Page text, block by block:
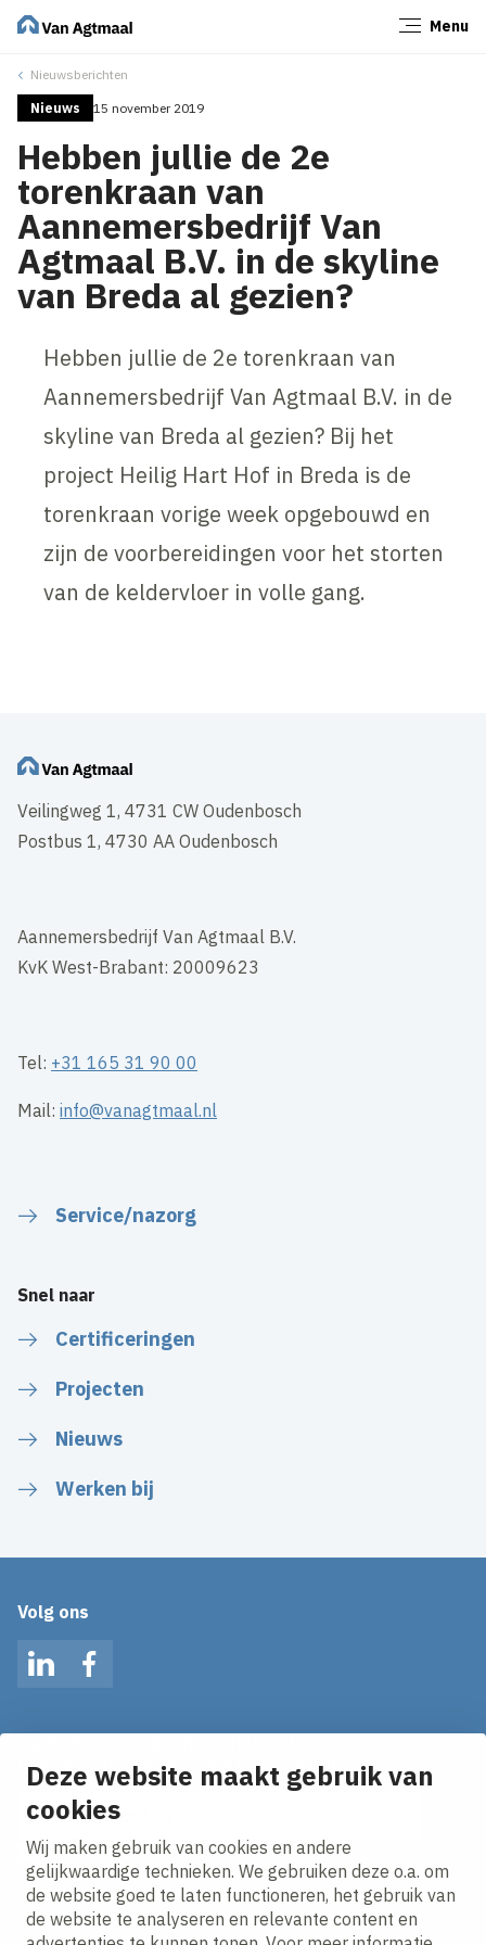
Deze website maakt gebruik van
cookies
Wij maken gebruik van cookies en andere
gelijkwaardige technieken. We gebruiken deze o.a. om
de website goed te laten functioneren, het gebruik van
de website te analyseren en relevante content en
Menu
Nieuwsberichten
Nieuws 15 november 2019
Hebben jullie de 2e
torenkraan van
Aannemersbedrijf Van
Agtmaal B.V. in de skyline
van Breda al gezien?
Hebben jullie de 2e torenkraan van
Aannemersbedrijf Van Agtmaal B.V. in de
skyline van Breda al gezien? Bij het
project Heilig Hart Hof in Breda is de
torenkraan vorige week opgebouwd en
zijn de voorbereidingen voor het storten
van de keldervloer in volle gang.
Veilingweg 1, 4731 CW Oudenbosch
Postbus 1, 4730 AA Oudenbosch
Aannemersbedrijf Van Agtmaal B.V.
KvK West-Brabant: 20009623
Tel: +31 165 31 90 00
Mail:info@vanagtmaal.nl
Service/nazorg
Snel naar
Certificeringen
Projecten
Nieuws
Werken bij
Volg ons
LinkedInFacebook
Ontvang onze nieuws alerts in je mailbox!
E-mailadres
Ik ga akkoord met hetprivacy statement.
Sluiten